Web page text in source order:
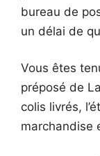
bureau de
un délai de
Vous êtes
préposé de
colis livrés,
marchandise